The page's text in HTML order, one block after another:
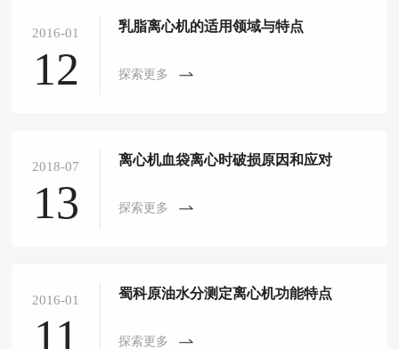
2016-01
12
乳脂离心机的适用领域与特点
探索更多
2018-07
13
离心机血袋离心时破损原因和应对
探索更多
2016-01
11
蜀科原油水分测定离心机功能特点
探索更多